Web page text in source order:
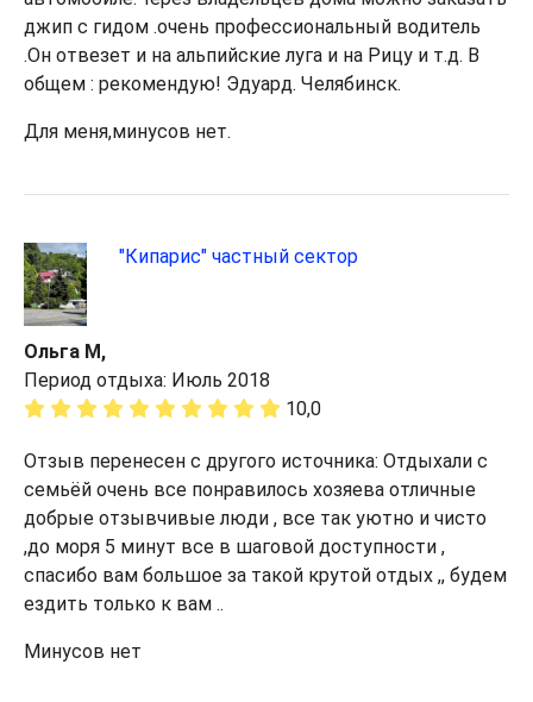
джип с гидом .очень профессиональный водитель
.Он отвезет и на альпийские луга и на Рицу и т.д. В
общем : рекомендую! Эдуард. Челябинск.
Для меня,минусов нет.
"Кипарис" частный сектор
Ольга М,
Период отдыха: Июль 2018
10,0
Отзыв перенесен с другого источника: Отдыхали с
семьёй очень все понравилось хозяева отличные
добрые отзывчивые люди , все так уютно и чисто
,до моря 5 минут все в шаговой доступности ,
спасибо вам большое за такой крутой отдых ,, будем
ездить только к вам ..
Минусов нет